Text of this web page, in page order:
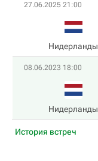
27.06.2025 21:00
Нидерланды
08.06.2023 18:00
Нидерланды
История встреч